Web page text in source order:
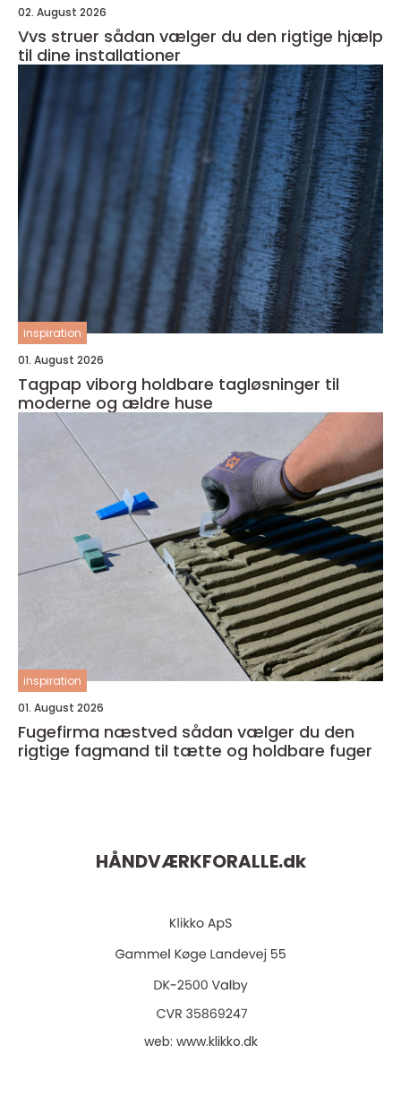
02. August 2026
Vvs struer sådan vælger du den rigtige hjælp
til dine installationer
inspiration
01. August 2026
Tagpap viborg holdbare tagløsninger til
moderne og ældre huse
inspiration
01. August 2026
Fugefirma næstved sådan vælger du den
rigtige fagmand til tætte og holdbare fuger
HÅNDVÆRKFORALLE.dk
web: www.klikko.dk